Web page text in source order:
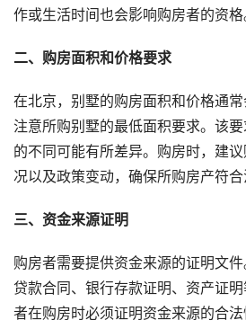
作或生活时间也会影响购房者的资格
二、购房面积和价格要求
在北京，别墅的购房面积和价格通
注意所购别墅的最低面积要求。该
的不同可能有所差异。购房时，建
况以及政策变动，确保所购房产符合
三、资金来源证明
购房者需要提供资金来源的证明文
贷款合同、银行存款证明、资产证
者在购房时必须证明资金来源的合